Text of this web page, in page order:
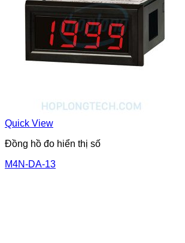
Quick View
Đồng hồ đo hiển thị số
M4N-DA-13